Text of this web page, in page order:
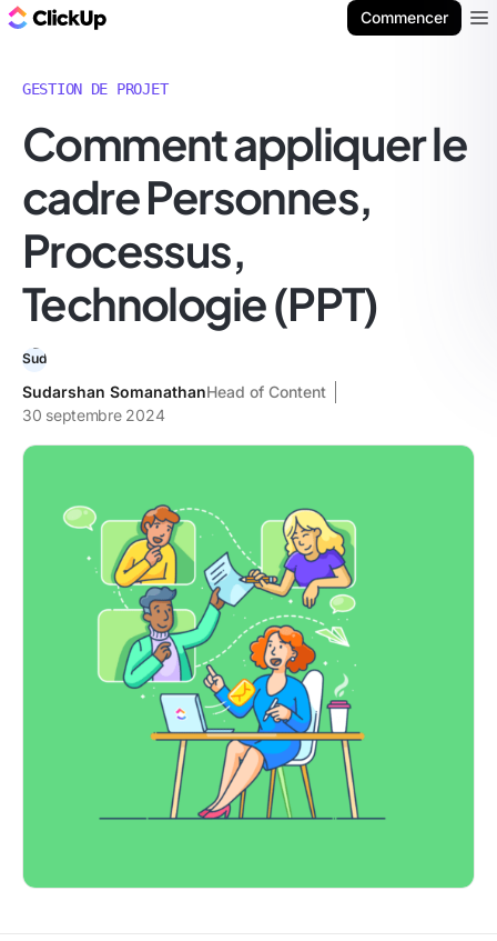
Commencer
GESTION DE PROJET
Comment appliquer le
cadre Personnes,
Processus,
Technologie (PPT)
Sudarshan SomanathanHead of Content
30 septembre 2024